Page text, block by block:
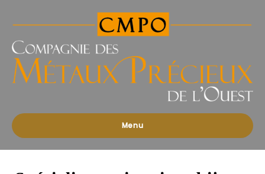
des
Précieux
l'Ouest
Menu